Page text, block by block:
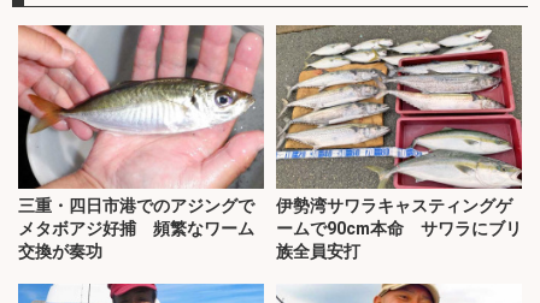
三重・四日市港でのアジングで
メタボアジ好捕 頻繁なワーム
交換が奏功
伊勢湾サワラキャスティングゲ
ームで90cm本命 サワラにブリ
族全員安打